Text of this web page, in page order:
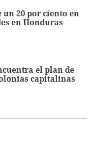
un 20 por ciento en
en Honduras
el plan de
capitalinas